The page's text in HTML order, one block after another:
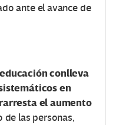
ante el avance de
conlleva
en
el aumento
de las personas,